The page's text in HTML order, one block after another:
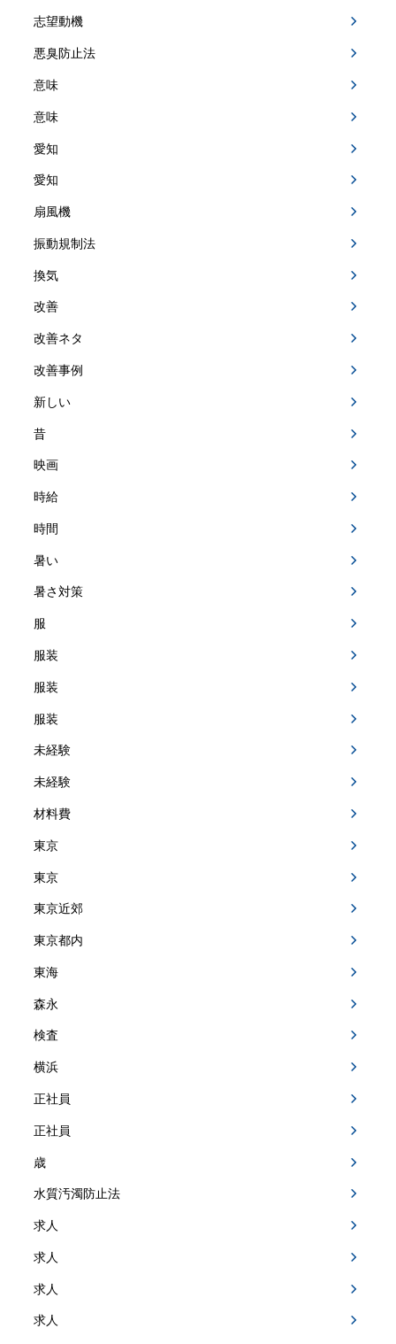
志望動機
悪臭防止法
意味
意味
愛知
愛知
扇風機
振動規制法
換気
改善
改善ネタ
改善事例
新しい
昔
映画
時給
時間
暑い
暑さ対策
服
服装
服装
服装
未経験
未経験
材料費
東京
東京
東京近郊
東京都内
東海
森永
検査
横浜
正社員
正社員
歳
水質汚濁防止法
求人
求人
求人
求人